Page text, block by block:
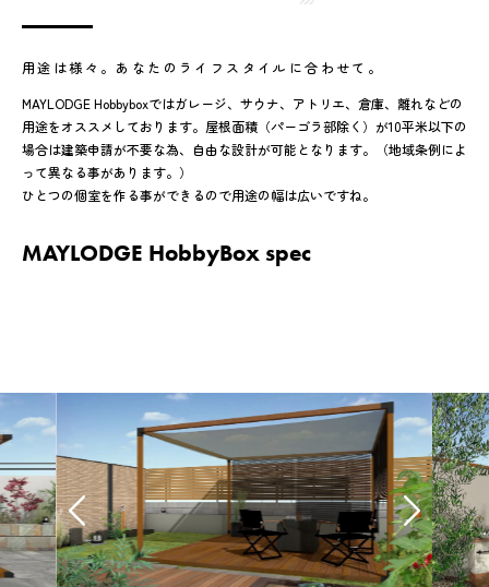
用途は様々。あなたのライフスタイルに合わせて。
MAYLODGE Hobbyboxではガレージ、サウナ、アトリエ、倉庫、離れなどの
用途をオススメしております。屋根面積（パーゴラ部除く）が10平米以下の
場合は建築申請が不要な為、自由な設計が可能となります。（地域条例によ
って異なる事があります。）
ひとつの個室を作る事ができるので用途の幅は広いですね。
MAYLODGE HobbyBox spec